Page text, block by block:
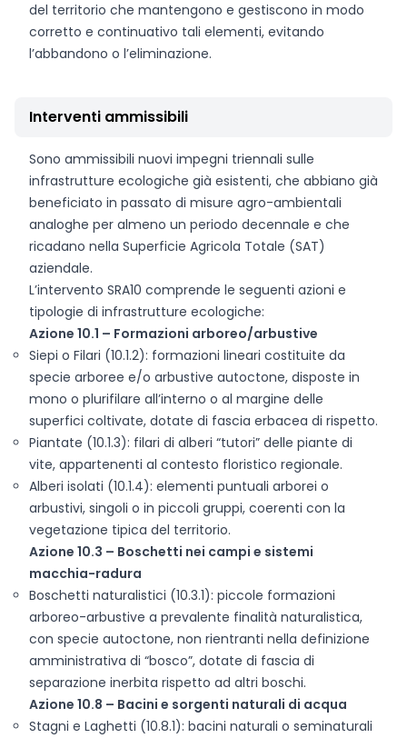
del territorio che mantengono e gestiscono in modo
corretto e continuativo tali elementi, evitando
l’abbandono o l’eliminazione.
Interventi ammissibili
Sono ammissibili nuovi impegni triennali sulle
infrastrutture ecologiche già esistenti, che abbiano già
beneficiato in passato di misure agro-ambientali
analoghe per almeno un periodo decennale e che
ricadano nella Superficie Agricola Totale (SAT)
aziendale.
L’intervento SRA10 comprende le seguenti azioni e
tipologie di infrastrutture ecologiche:
Azione 10.1 – Formazioni arboreo/arbustive
Siepi o Filari (10.1.2): formazioni lineari costituite da
specie arboree e/o arbustive autoctone, disposte in
mono o plurifilare all’interno o al margine delle
superfici coltivate, dotate di fascia erbacea di rispetto.
Piantate (10.1.3): filari di alberi “tutori” delle piante di
vite, appartenenti al contesto floristico regionale.
Alberi isolati (10.1.4): elementi puntuali arborei o
arbustivi, singoli o in piccoli gruppi, coerenti con la
vegetazione tipica del territorio.
Azione 10.3 – Boschetti nei campi e sistemi
macchia-radura
Boschetti naturalistici (10.3.1): piccole formazioni
arboreo-arbustive a prevalente finalità naturalistica,
con specie autoctone, non rientranti nella definizione
amministrativa di “bosco”, dotate di fascia di
separazione inerbita rispetto ad altri boschi.
Azione 10.8 – Bacini e sorgenti naturali di acqua
Stagni e Laghetti (10.8.1): bacini naturali o seminaturali